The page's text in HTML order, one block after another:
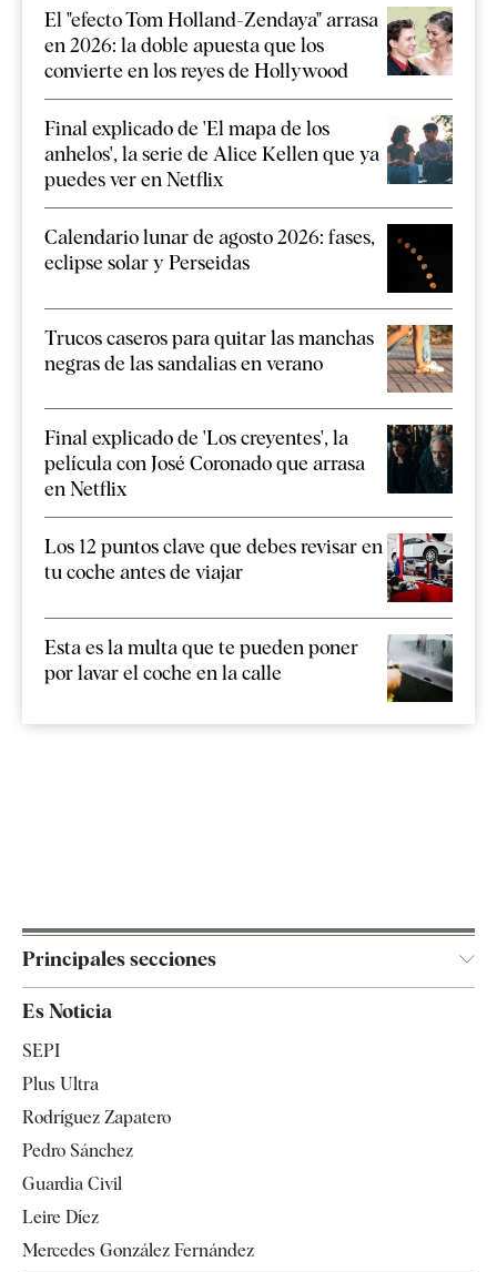
El "efecto Tom Holland-Zendaya" arrasa
en 2026: la doble apuesta que los
convierte en los reyes de Hollywood
Final explicado de 'El mapa de los
anhelos', la serie de Alice Kellen que ya
puedes ver en Netflix
Calendario lunar de agosto 2026: fases,
eclipse solar y Perseidas
Trucos caseros para quitar las manchas
negras de las sandalias en verano
Final explicado de 'Los creyentes', la
película con José Coronado que arrasa
en Netflix
Los 12 puntos clave que debes revisar en
tu coche antes de viajar
Esta es la multa que te pueden poner
por lavar el coche en la calle
Principales secciones
España
Televisión
Es Noticia
SEPI
Plus Ultra
Rodríguez Zapatero
Pedro Sánchez
Guardia Civil
Leire Díez
Mercedes González Fernández